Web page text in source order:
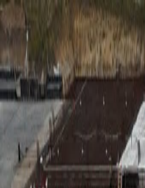
RADIO SOMEȘ
Categorii
EmisiuniPodcastIstoric melodii